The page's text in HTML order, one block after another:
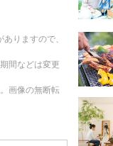
りますので、
間などは変更
画像の無断転